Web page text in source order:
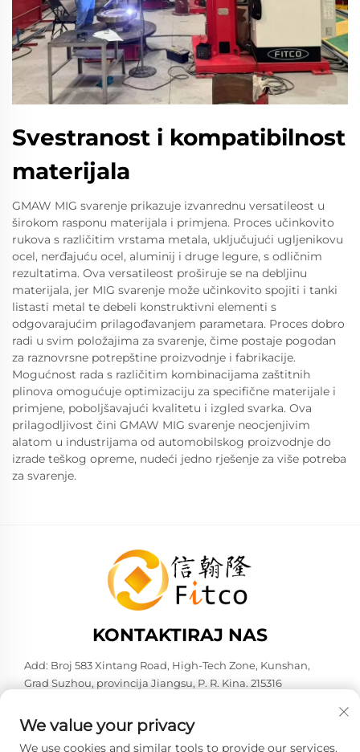
Svestranost i kompatibilnost
materijala
GMAW MIG svarenje prikazuje izvanrednu versatileost u
širokom rasponu materijala i primjena. Proces učinkovito
rukova s različitim vrstama metala, uključujući ugljenikovu
ocel, nerđajuću ocel, aluminij i druge legure, s odličnim
rezultatima. Ova versatileost proširuje se na debljinu
materijala, jer MIG svarenje može učinkovito spojiti i tanki
listasti metal te debeli konstruktivni elementi s
odgovarajućim prilagođavanjem parametara. Proces dobro
radi u svim položajima za svarenje, čime postaje pogodan
za raznovrsne potrepštine proizvodnje i fabrikacije.
Mogućnost rada s različitim kombinacijama zaštitnih
plinova omogućuje optimizaciju za specifične materijale i
primjene, poboljšavajući kvalitetu i izgled svarka. Ova
prilagodljivost čini GMAW MIG svarenje neocjenjivim
alatom u industrijama od automobilskog proizvodnje do
izrade teškog opreme, nudeći jedno rješenje za više potreba
za svarenje.
KONTAKTIRAJ NAS
Add: Broj 583 Xintang Road, High-Tech Zone, Kunshan,
Grad Suzhou, provincija Jiangsu, P. R. Kina. 215316
E-mail:[email protected]
We value your privacy
We use cookies and similar tools to provide our services.